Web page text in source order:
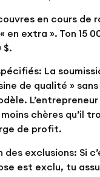
en cours de
en extra ». Ton 15
$.
La
de qualité »
chères qu’il
de profit.
des exclusions: Si
est exclu, tu